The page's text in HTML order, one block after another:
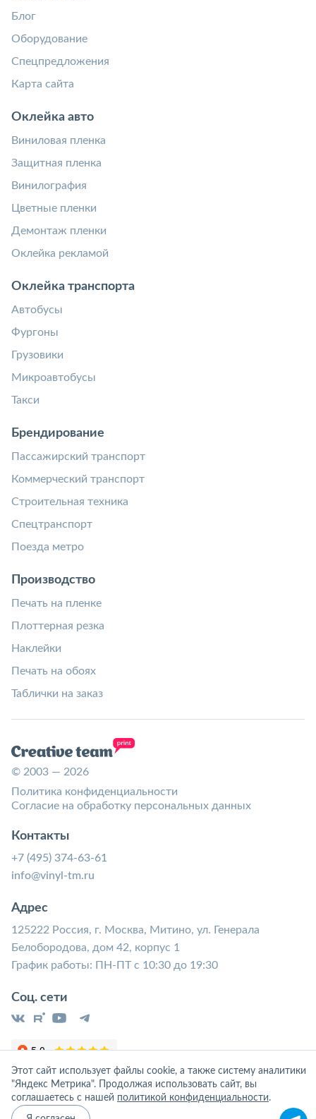
Блог
Оборудование
Спецпредложения
Карта сайта
Оклейка авто
Виниловая пленка
Защитная пленка
Винилография
Цветные пленки
Демонтаж пленки
Оклейка рекламой
Оклейка транспорта
Автобусы
Фургоны
Грузовики
Микроавтобусы
Такси
Брендирование
Пассажирский транспорт
Коммерческий транспорт
Строительная техника
Спецтранспорт
Поезда метро
Производство
Печать на пленке
Плоттерная резка
Наклейки
Печать на обоях
Таблички на заказ
© 2003 — 2026
Политика конфиденциальности
Согласие на обработку персональных данных
Контакты
+7 (495) 374-63-61
info@vinyl-tm.ru
Адрес
125222 Россия, г. Москва, Митино, ул. Генерала
Белобородова, дом 42, корпус 1
График работы: ПН-ПТ с 10:30 до 19:30
Соц. сети
Этот сайт использует файлы cookie, а также систему аналитики
"Яндекс Метрика". Продолжая использовать сайт, вы
соглашаетесь с нашей политикой конфиденциальности.